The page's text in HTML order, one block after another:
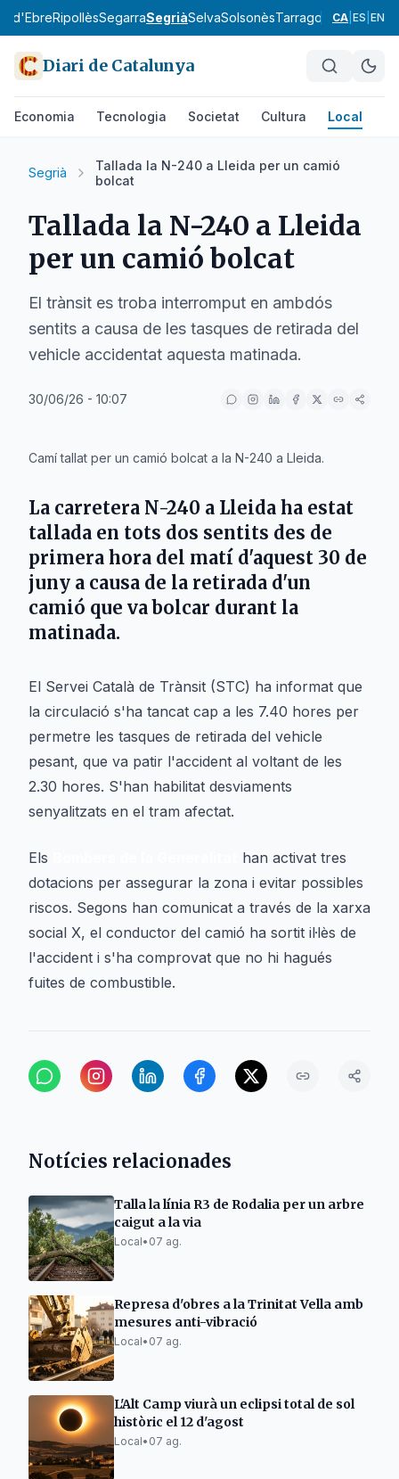
d'EbreRipollèsSegarraSegriàSelvaSolsonèsTarragonèsTerra
CA ES EN
Diari de Catalunya
Economia Tecnologia Societat Cultura Local
Segrià
Tallada la N-240 a Lleida per un camió
bolcat
Tallada la N-240 a Lleida
per un camió bolcat
El trànsit es troba interromput en ambdós
sentits a causa de les tasques de retirada del
vehicle accidentat aquesta matinada.
30/06/26 - 10:07
Camí tallat per un camió bolcat a la N-240 a Lleida.
La carretera N-240 a Lleida ha estat
tallada en tots dos sentits des de
primera hora del matí d'aquest 30 de
juny a causa de la retirada d'un
camió que va bolcar durant la
matinada.
El Servei Català de Trànsit (STC) ha informat que
la circulació s'ha tancat cap a les 7.40 hores per
permetre les tasques de retirada del vehicle
pesant, que va patir l'accident al voltant de les
2.30 hores. S'han habilitat desviaments
senyalitzats en el tram afectat.
Els
han activat tres
dotacions per assegurar la zona i evitar possibles
riscos. Segons han comunicat a través de la xarxa
social X, el conductor del camió ha sortit il·lès de
l'accident i s'ha comprovat que no hi hagués
fuites de combustible.
Notícies relacionades
Talla la línia R3 de Rodalia per un arbre
caigut a la via
Local• 07 ag.
Represa d'obres a la Trinitat Vella amb
mesures anti-vibració
Local• 07 ag.
L'Alt Camp viurà un eclipsi total de sol
històric el 12 d'agost
Local• 07 ag.